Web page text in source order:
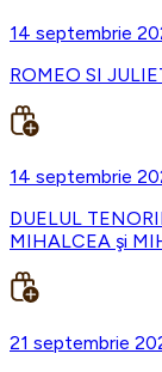
14 septembrie
ROMEO SI
14 septembrie
DUELUL
MIHALCEA şi
21 septembrie